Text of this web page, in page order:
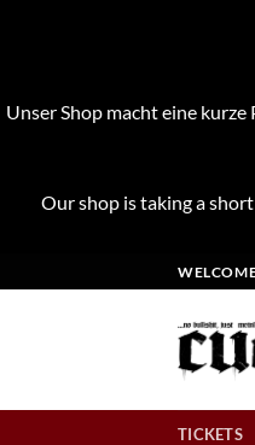
Unser Shop macht eine
Our shop is taking a
Inhalt
TICKETS